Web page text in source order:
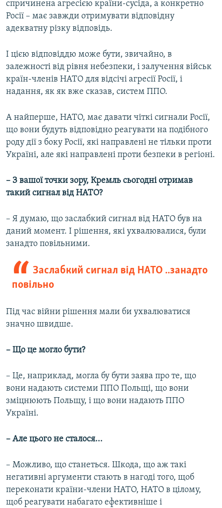
спричинена агресією країни-сусіда, а конкретно
Росії – має завжди отримувати відповідну
адекватну різку відповідь.
І цією відповіддю може бути, звичайно, в
залежності від рівня небезпеки, і залучення військ
країн-членів НАТО для відсічі агресії Росії, і
надання, як як вже сказав, систем ППО.
А найперше, НАТО, має давати чіткі сигнали Росії,
що вони будуть відповідно реагувати на подібного
роду дії з боку Росії, які направлені не тільки проти
Україні, але які направлені проти безпеки в регіоні.
– З вашої точки зору, Кремль сьогодні отримав
такий сигнал від НАТО?
– Я думаю, що заслабкий сигнал від НАТО був на
даний момент. І рішення, які ухвалювалися, були
занадто повільними.
Заслабкий сигнал від НАТО ..занадто
повільно
Під час війни рішення мали би ухвалюватися
значно швидше.
– Що це могло бути?
– Це, наприклад, могла бу бути заява про те, що
вони надають системи ППО Польщі, що вони
зміцнюють Польщу, і що вони надають ППО
Україні.
– Але цього не сталося...
– Можливо, що станеться. Шкода, що аж такі
негативні аргументи стають в нагоді того, щоб
переконати країни-члени НАТО, НАТО в цілому,
щоб реагувати набагато ефективніше і